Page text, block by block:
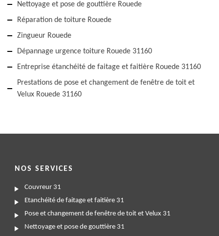
Nettoyage et pose de gouttière Rouede
Réparation de toiture Rouede
Zingueur Rouede
Dépannage urgence toiture Rouede 31160
Entreprise étanchéité de faitage et faitière Rouede 31160
Prestations de pose et changement de fenêtre de toit et
Velux Rouede 31160
NOS SERVICES
Couvreur 31
Etanchéité de faitage et faitière 31
Pose et changement de fenêtre de toit et Velux 31
Nettoyage et pose de gouttière 31